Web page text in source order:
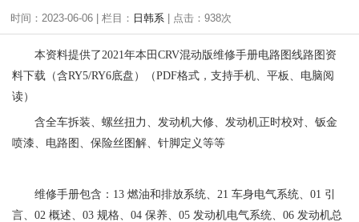
时间：2023-06-06 | 栏目： 日韩系 | 点击： 938次
本资料提供了2021年本田CRV混动版维修手册电路图线路图资
料下载（含RY5/RY6底盘）（PDF格式，支持手机、平板、电脑阅
读）
含全车拆装、螺丝扭力、发动机大修、发动机正时校对、钣金
喷漆、电路图、保险丝图解、针脚定义等等
维修手册包含：13 燃油和排放系统、21 车身电气系统、01 引
言、02 概述、03 规格、04 保养、05 发动机电气系统、06 发动机总